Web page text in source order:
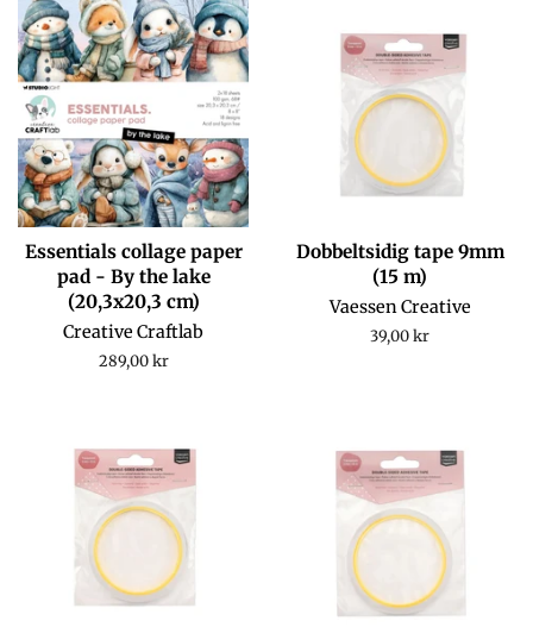
Essentials collage paper
pad - By the lake
(20,3x20,3 cm)
Creative Craftlab
Regular
289,00 kr
Dobbeltsidig tape 9mm
(15 m)
Vaessen Creative
Regular
39,00 kr